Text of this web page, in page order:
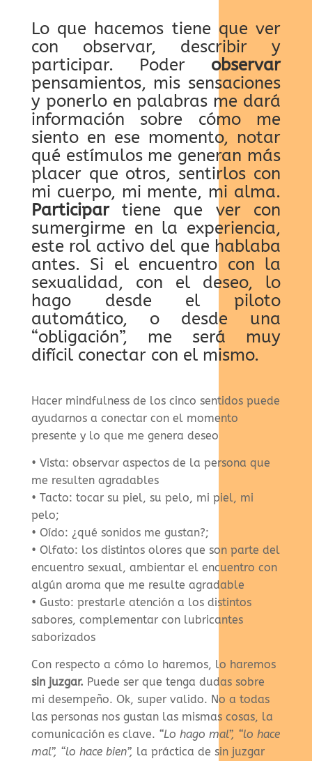
Lo que hacemos tiene que ver
con observar, describir y
participar. Poder observar
pensamientos, mis sensaciones
y ponerlo en palabras me dará
información sobre cómo me
siento en ese momento, notar
qué estímulos me generan más
placer que otros, sentirlos con
mi cuerpo, mi mente, mi alma.
Participartiene que ver con
sumergirme en la experiencia,
este rol activo del que hablaba
antes. Si el encuentro con la
sexualidad, con el deseo, lo
hago desde el piloto
automático, o desde una
“obligación”, me será muy
difícil conectar con el mismo.
Hacer mindfulness de los cinco sentidos puede
ayudarnos a conectar con el momento
presente y lo que me genera deseo
• Vista: observar aspectos de la persona que
me resulten agradables
• Tacto: tocar su piel, su pelo, mi piel, mi
pelo;
• Oído: ¿qué sonidos me gustan?;
• Olfato: los distintos olores que son parte del
encuentro sexual, ambientar el encuentro con
algún aroma que me resulte agradable
• Gusto: prestarle atención a los distintos
sabores, complementar con lubricantes
saborizados
Con respecto a cómo lo haremos, lo haremos
sin juzgar. Puede ser que tenga dudas sobre
mi desempeño. Ok, super valido. No a todas
las personas nos gustan las mismas cosas, la
comunicación es clave. “Lo hago mal”, “lo hace
mal”, “lo hace bien”, la práctica de sin juzgar